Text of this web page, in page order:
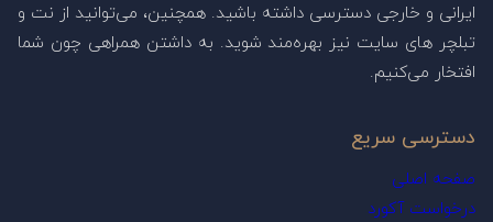
ایرانی و خارجی دسترسی داشته باشید. همچنین، می‌توانید از نت و
تبلچر های سایت نیز بهره‌مند شوید. به داشتن همراهی چون شما
افتخار می‌کنیم.
دسترسی سریع
صفحه اصلی
درخواست آکورد